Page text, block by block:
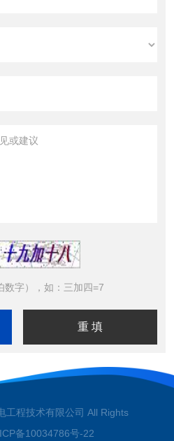
数字），如：三加四=7
工程技术有限公司 All Rights
备10034786号-22